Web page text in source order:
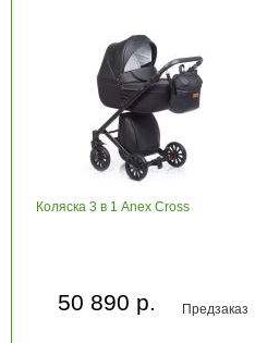
Коляска 3 в 1 Anex Cross
Предзаказ
50 890 р.